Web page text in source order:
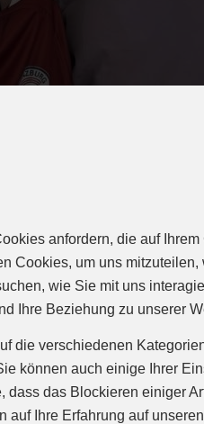
anfordern, die auf
Cookies, um uns mitzuteilen,
wie Sie mit uns
Ihre Beziehung zu unserer
die verschiedenen
können auch einige Ihrer
dass das Blockieren einiger
auf Ihre Erfahrung auf